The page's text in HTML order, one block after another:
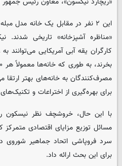
این ۲ نفر در مقابل یک خانه مدل
«مناظره آشپزخانه» تاریخی شدند.
کارگران یقه آبی آمریکایی می‌توانند
مصرف‌کنندگان به خانه‌های بهتر
برای بهره‌گیری از اختراعات و
با این حال، خروشچف نظر نیسکون
مسائل توزیع مزایای اقتصادی
برای این بحث ارائه داد.